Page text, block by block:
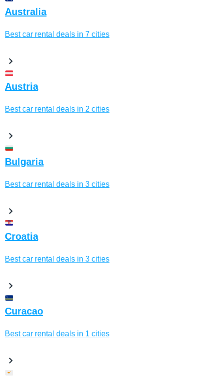
Australia
Best car rental deals in 7 cities
Austria
Best car rental deals in 2 cities
Bulgaria
Best car rental deals in 3 cities
Croatia
Best car rental deals in 3 cities
Curacao
Best car rental deals in 1 cities